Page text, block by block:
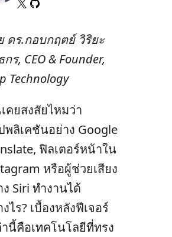
ดร.กอบกฤตย์ วิริยะ
ร, CEO & Founder,
Technology
คยสงสัยไหมว่า
พลิเคชันอย่าง Google
ฟิลเตอร์หน้าใน
หรือผู้ช่วยเสียง
ง Siri ทำงานได้
ไร? เบื้องหลังฟีเจอร์
านี้คือเทคโนโลยีที่ทรง